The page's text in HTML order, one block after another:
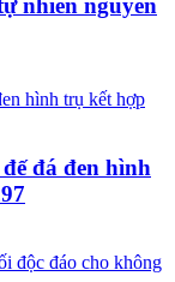
đá đen hình